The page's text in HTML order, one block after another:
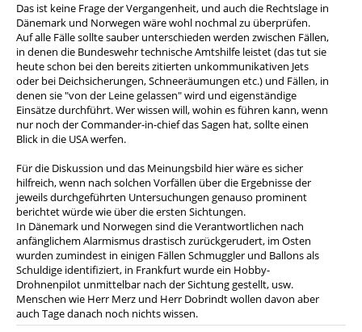
Das ist keine Frage der Vergangenheit, und auch die Rechtslage in
Dänemark und Norwegen wäre wohl nochmal zu überprüfen.
Auf alle Fälle sollte sauber unterschieden werden zwischen Fällen,
in denen die Bundeswehr technische Amtshilfe leistet (das tut sie
heute schon bei den bereits zitierten unkommunikativen Jets
oder bei Deichsicherungen, Schneeräumungen etc.) und Fällen, in
denen sie "von der Leine gelassen" wird und eigenständige
Einsätze durchführt. Wer wissen will, wohin es führen kann, wenn
nur noch der Commander-in-chief das Sagen hat, sollte einen
Blick in die USA werfen.
Für die Diskussion und das Meinungsbild hier wäre es sicher
hilfreich, wenn nach solchen Vorfällen über die Ergebnisse der
jeweils durchgeführten Untersuchungen genauso prominent
berichtet würde wie über die ersten Sichtungen.
In Dänemark und Norwegen sind die Verantwortlichen nach
anfänglichem Alarmismus drastisch zurückgerudert, im Osten
wurden zumindest in einigen Fällen Schmuggler und Ballons als
Schuldige identifiziert, in Frankfurt wurde ein Hobby-
Drohnenpilot unmittelbar nach der Sichtung gestellt, usw.
Menschen wie Herr Merz und Herr Dobrindt wollen davon aber
auch Tage danach noch nichts wissen.